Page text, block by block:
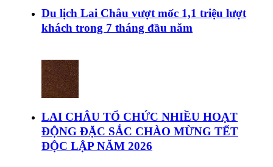
Du lịch Lai Châu vượt mốc 1,1 triệu lượt
khách trong 7 tháng đầu năm
LAI CHÂU TỔ CHỨC NHIỀU HOẠT
ĐỘNG ĐẶC SẮC CHÀO MỪNG TẾT
ĐỘC LẬP NĂM 2026